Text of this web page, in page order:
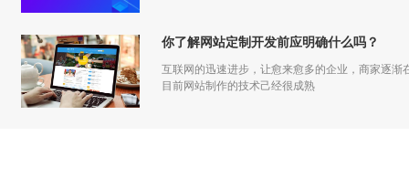
你了解网站定制开发前应明确什么吗？
互联网的迅速进步，让愈来愈多的企业，商家逐
目前网站制作的技术己经很成熟